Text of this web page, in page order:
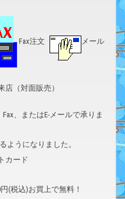
Fax注文 メール
店（対面販売）
、またはE-メールで承りま
ようになりました。
(税込)お買上で無料！